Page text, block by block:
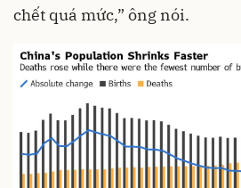
chết quá mức,” ông nói.